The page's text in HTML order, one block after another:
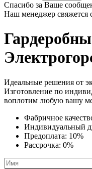
Спасибо за Ваше
Наш менеджер свяжется
Идеальные решения от
Изготовление по
воплотим любую вашу
Фабричное
Индивидуальный
Предоплата: 10%
Рассрочка: 0%